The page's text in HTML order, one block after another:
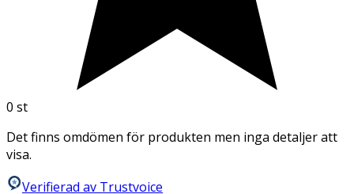
0 st
Det finns omdömen för produkten men inga detaljer att
visa.
Verifierad av Trustvoice